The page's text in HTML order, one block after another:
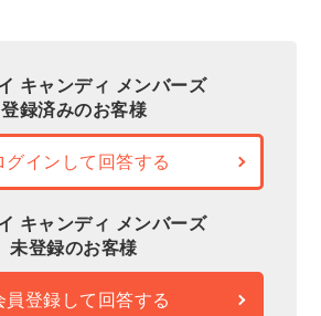
キャンディ メンバーズ
登録済みのお客様
グインして回答する
キャンディ メンバーズ
未登録のお客様
員登録して回答する